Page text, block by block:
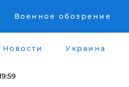
Военное обозрение
Новости Украина